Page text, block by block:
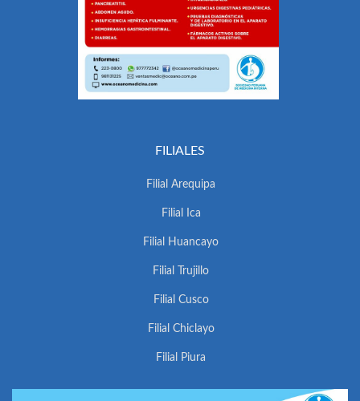
FILIALES
Filial Arequipa
Filial Ica
Filial Huancayo
Filial Trujillo
Filial Cusco
Filial Chiclayo
Filial Piura